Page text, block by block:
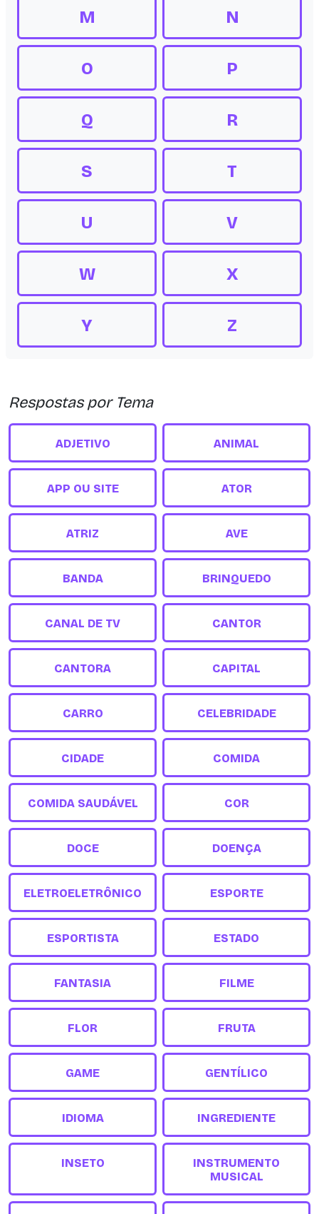
M N
O P
Q R
S T
U V
W X
Y Z
Respostas por Tema
ADJETIVO ANIMAL
APP OU SITE ATOR
ATRIZ AVE
BANDA BRINQUEDO
CANAL DE TV CANTOR
CANTORA CAPITAL
CARRO CELEBRIDADE
CIDADE COMIDA
COMIDA SAUDÁVEL COR
DOCE DOENÇA
ELETROELETRÔNICO ESPORTE
ESPORTISTA ESTADO
FANTASIA FILME
FLOR FRUTA
GAME GENTÍLICO
IDIOMA INGREDIENTE
INSETO
INSTRUMENTO
MUSICAL